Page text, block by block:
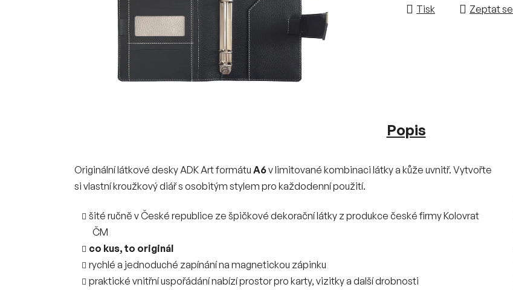
Tisk Zeptat se
Popis
Originální látkové desky ADK Art formátu A6v limitované kombinaci látky a kůže uvnitř. Vytvořte
si vlastní kroužkový diář s osobitým stylem pro každodenní použití.
šité ručně v České republice ze špičkové dekorační látky z produkce české firmy Kolovrat
ČM
co kus, to originál
rychlé a jednoduché zapínání na magnetickou zápinku
praktické vnitřní uspořádání nabízí prostor pro karty, vizitky a další drobnosti